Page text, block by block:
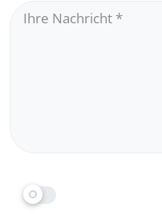
Ihre Nachricht*